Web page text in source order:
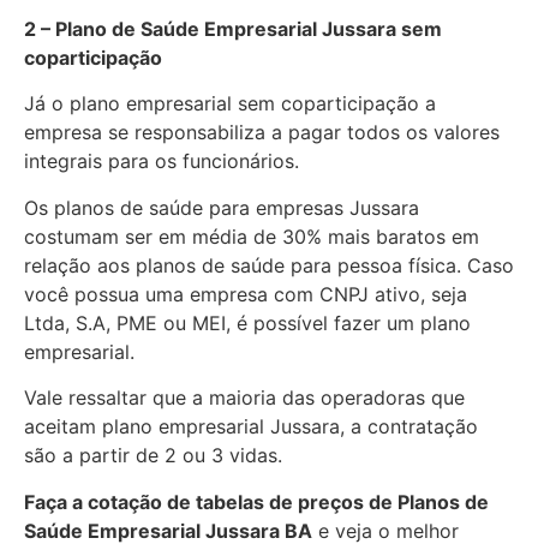
2 – Plano de Saúde Empresarial Jussara sem
coparticipação
Já o plano empresarial sem coparticipação a
empresa se responsabiliza a pagar todos os valores
integrais para os funcionários.
Os planos de saúde para empresas Jussara
costumam ser em média de 30% mais baratos em
relação aos planos de saúde para pessoa física. Caso
você possua uma empresa com CNPJ ativo, seja
Ltda, S.A, PME ou MEI, é possível fazer um plano
empresarial.
Vale ressaltar que a maioria das operadoras que
aceitam plano empresarial Jussara, a contratação
são a partir de 2 ou 3 vidas.
Faça a cotação de tabelas de preços de Planos de
Saúde Empresarial Jussara BA e veja o melhor